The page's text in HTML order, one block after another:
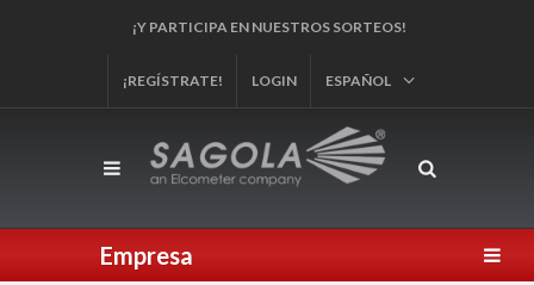
¡REGÍSTRATE! LOGIN ESPAÑOL
Empresa